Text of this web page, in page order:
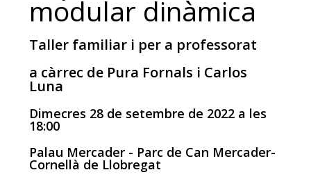
modular dinàmica
Taller familiar i per a professorat
a càrrec de Pura Fornals i Carlos
Luna
Dimecres 28 de setembre de 2022 a les
18:00
Palau Mercader - Parc de Can Mercader-
Cornellà de Llobregat